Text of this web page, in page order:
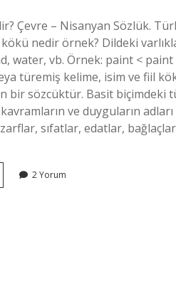
Çevre – Nisanyan Sözlük.
nedir örnek? Dildeki
water, vb. Örnek: paint <
türemiş kelime, isim ve fiil
bir sözcüktür. Basit biçimdeki
kavramların ve duyguların
sıfatlar, edatlar,
2 Yorum